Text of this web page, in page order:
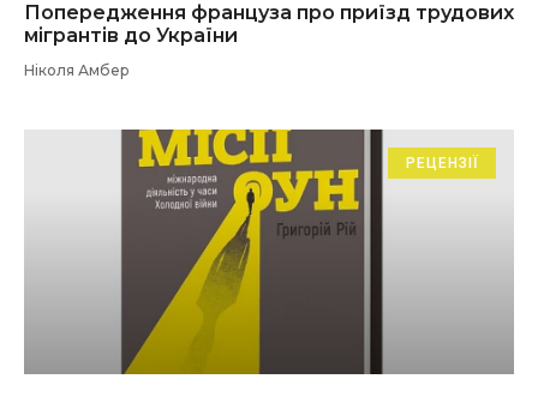
Попередження француза про приїзд трудових
мігрантів до України
Ніколя Амбер
РЕЦЕНЗІЇ